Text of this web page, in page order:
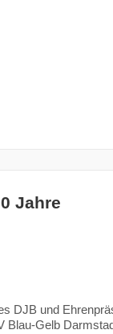
Jahre
DJB und
Blau-Gelb